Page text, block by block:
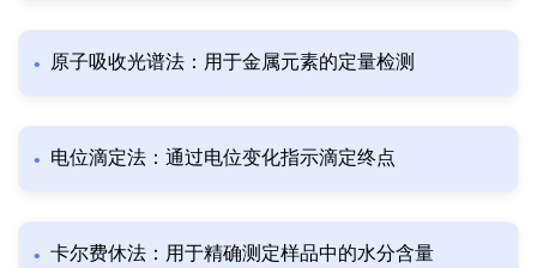
原子吸收光谱法：用于金属元素的定量检测
电位滴定法：通过电位变化指示滴定终点
卡尔费休法：用于精确测定样品中的水分含量